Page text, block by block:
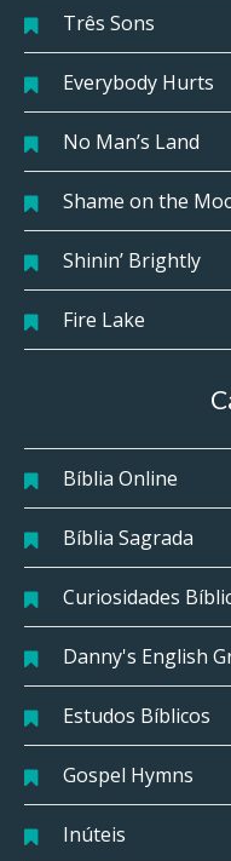
Três Sons
Everybody Hurts
No Man’s Land
Shame on the
Shinin’ Brightly
Fire Lake
Bíblia Online
Bíblia Sagrada
Curiosidades
Danny's English
Estudos Bíblicos
Gospel Hymns
Inúteis